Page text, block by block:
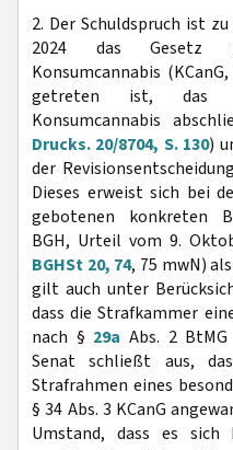
2. Der Schuldspruch ist
2024 das Gesetz
Konsumcannabis
getreten ist, das
Konsumcannabis
Drucks. 20/8704, S. 130)
der
Dieses erweist sich bei
gebotenen konkreten
BGH, Urteil vom 9.
BGHSt 20, 74, 75 mwN)
gilt auch unter
dass die Strafkammer
nach § 29a Abs. 2
Senat schließt aus,
Strafrahmen eines
§ 34 Abs. 3 KCanG
Umstand, dass es sich